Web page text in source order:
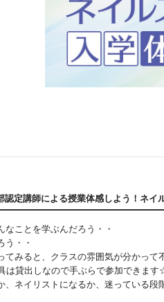
認定講師による授業体感しよう！ネイ
なことを学ぶんだろう・・
う・・
みると、 クラスの雰囲気が分かって
は貸出しなので手ぶらで参加できます
ネイリストになるか、 迷っている段